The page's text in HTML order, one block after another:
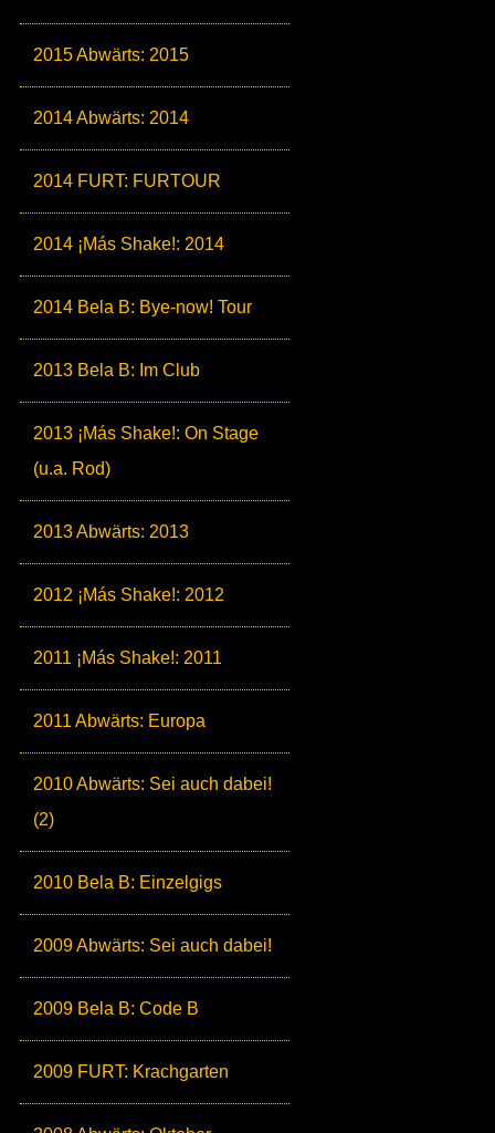
2015 Abwärts: 2015
2014 Abwärts: 2014
2014 FURT: FURTOUR
2014 ¡Más Shake!: 2014
2014 Bela B: Bye-now! Tour
2013 Bela B: Im Club
2013 ¡Más Shake!: On Stage
(u.a. Rod)
2013 Abwärts: 2013
2012 ¡Más Shake!: 2012
2011 ¡Más Shake!: 2011
2011 Abwärts: Europa
2010 Abwärts: Sei auch dabei!
(2)
2010 Bela B: Einzelgigs
2009 Abwärts: Sei auch dabei!
2009 Bela B: Code B
2009 FURT: Krachgarten